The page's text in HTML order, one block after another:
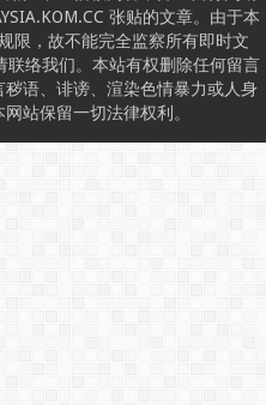
张贴的文章。由于本
限，故不能完全监察所有即时文
络我们。本站有权删除任何留言
语、诽谤、渲染色情暴力或人身
站保留一切法律权利。